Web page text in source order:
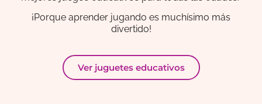
¡Porque aprender jugando es muchísimo más
divertido!
Ver juguetes educativos